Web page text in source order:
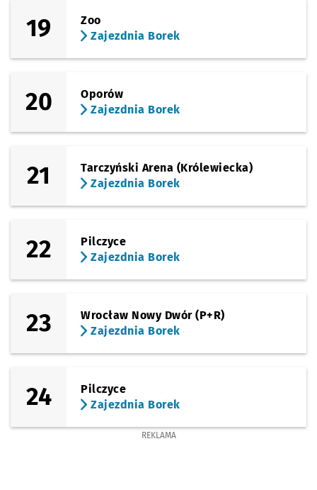
19
Zoo
Zajezdnia Borek
20
Oporów
Zajezdnia Borek
21
Tarczyński Arena (Królewiecka)
Zajezdnia Borek
22
Pilczyce
Zajezdnia Borek
23
Wrocław Nowy Dwór (P+R)
Zajezdnia Borek
24
Pilczyce
Zajezdnia Borek
REKLAMA